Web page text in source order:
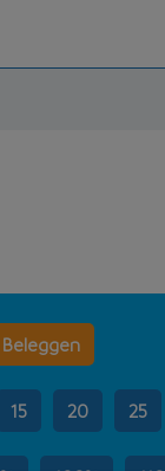
Beleggen
15 20 25